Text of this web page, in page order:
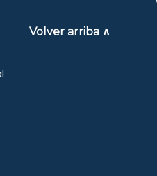
Volver arriba ∧